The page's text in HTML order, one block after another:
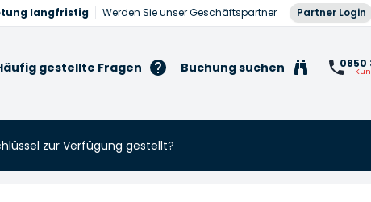
langfristig Werden Sie unser Geschäftspartner Partner Login
gestellte Fragen Buchung suchen 0850
zur Verfügung gestellt?